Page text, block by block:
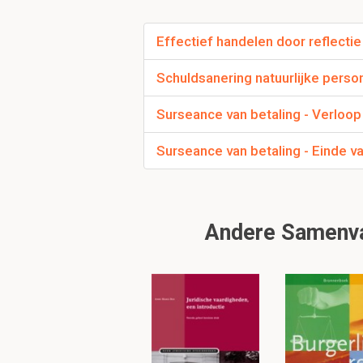
Wie is de
Relatief: Rechtbank
van de woonplaats
Effectief handelen door reflectie
Schuldsanering natuurlijke
Surseance van betaling -
Surseance van betaling - Einde
Andere